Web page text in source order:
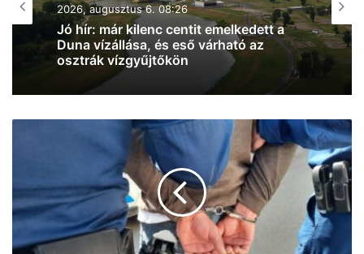
Kiderült, hogy kiket ajánl az SZTE a
Szegedi Tudományegyetemért
Alapítvány kuratóriumi és
felügyelőbizottsági tagjainak (fotók)